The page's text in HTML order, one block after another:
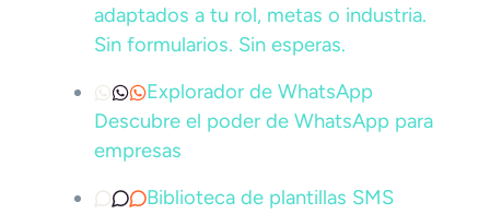
adaptados a tu rol, metas o industria.
Sin formularios. Sin esperas.
Explorador de WhatsApp
Descubre el poder de WhatsApp para
empresas
Biblioteca de plantillas SMS